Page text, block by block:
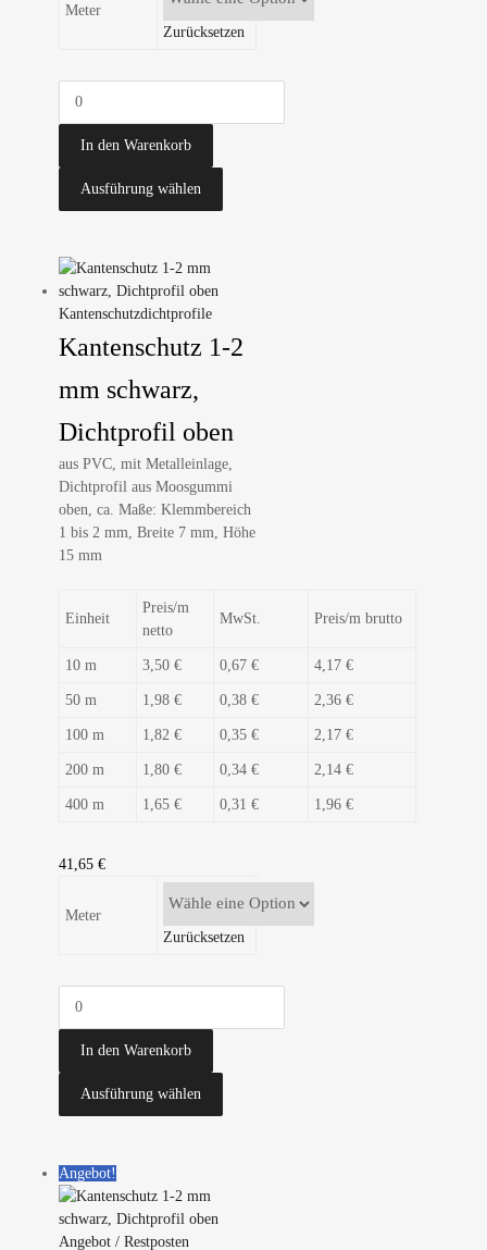
Meter
Zurücksetzen
In den Warenkorb
Ausführung wählen
Kantenschutzdichtprofile
Kantenschutz 1-2
mm schwarz,
Dichtprofil oben
aus PVC, mit Metalleinlage,
Dichtprofil aus Moosgummi
oben, ca. Maße: Klemmbereich
1 bis 2 mm, Breite 7 mm, Höhe
15 mm
Einheit
Preis/m
netto
MwSt. Preis/m brutto
10 m 3,50 € 0,67 € 4,17 €
50 m 1,98 € 0,38 € 2,36 €
100 m 1,82 € 0,35 € 2,17 €
200 m 1,80 € 0,34 € 2,14 €
400 m 1,65 € 0,31 € 1,96 €
41,65 €
Meter
Zurücksetzen
In den Warenkorb
Ausführung wählen
Angebot!
Angebot / Restposten